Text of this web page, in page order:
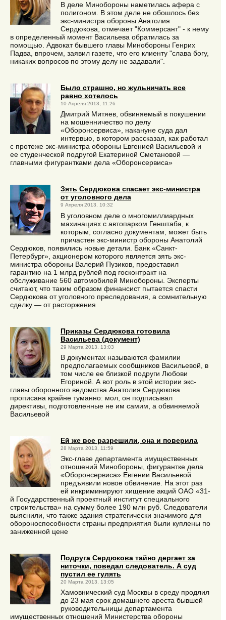
В деле Минобороны наметилась афера с
полигоном. В этом деле не обошлось без
экс-министра обороны Анатолия
Сердюкова, отмечает "Коммерсант" - к нему
в определенный момент Васильева обратилась за
помощью. Адвокат бывшего главы Минобороны Генрих
Падва, впрочем, заявил газете, что его клиенту "слава богу,
никаких вопросов по этому делу не задавали".
Было страшно, но жульничать все
равно хотелось
10 Апреля 2013, 11:26
Дмитрий Митяев, обвиняемый в покушении
на мошенничество по делу
«Оборонсервиса», накануне суда дал
интервью, в котором рассказал, как работал
с протеже экс-министра обороны Евгенией Васильевой и
ее студенческой подругой Екатериной Сметановой —
главными фигурантками дела «Оборонсервиса»
Зять Сердюкова спасает экс-министра
от уголовного дела
9 Апреля 2013, 10:32
В уголовном деле о многомиллиардных
махинациях с автопарком Генштаба, к
которым, согласно документам, может быть
причастен экс-министр обороны Анатолий
Сердюков, появились новые детали. Банк «Санкт-
Петербург», акционером которого является зять экс-
министра обороны Валерий Пузиков, предоставил
гарантию на 1 млрд рублей под госконтракт на
обслуживание 560 автомобилей Минобороны. Эксперты
считают, что таким образом финансист пытается спасти
Сердюкова от уголовного преследования, а сомнительную
сделку — от расторжения
Приказы Сердюкова готовила
Васильева (документ)
29 Марта 2013, 13:03
В документах называются фамилии
предполагаемых сообщников Васильевой, в
том числе ее близкой подруги Любови
Егориной. А вот роль в этой истории экс-
главы оборонного ведомства Анатолия Сердюкова
прописана крайне туманно: мол, он подписывал
директивы, подготовленные не им самим, а обвиняемой
Васильевой
Ей же все разрешили, она и поверила
28 Марта 2013, 11:59
Экс-главе департамента имущественных
отношений Минобороны, фигурантке дела
«Оборонсервиса» Евгении Васильевой
предъявили новое обвинение. На этот раз
ей инкриминируют хищение акций ОАО «31-
й Государственный проектный институт специального
строительства» на сумму более 190 млн руб. Следователи
выяснили, что также здания стратегически значимого для
обороноспособности страны предприятия были куплены по
заниженной цене
Подруга Сердюкова тайно дергает за
ниточки, поведал следователь. А суд
пустил ее гулять
20 Марта 2013, 13:05
Хамовнический суд Москвы в среду продлил
до 23 мая срок домашнего ареста бывшей
руководительницы департамента
имущественных отношений Министерства обороны